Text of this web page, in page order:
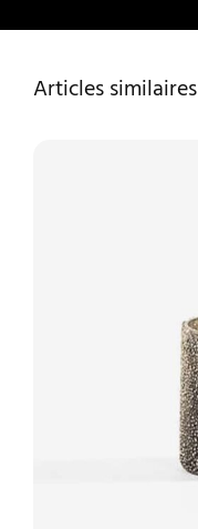
Articles similaires